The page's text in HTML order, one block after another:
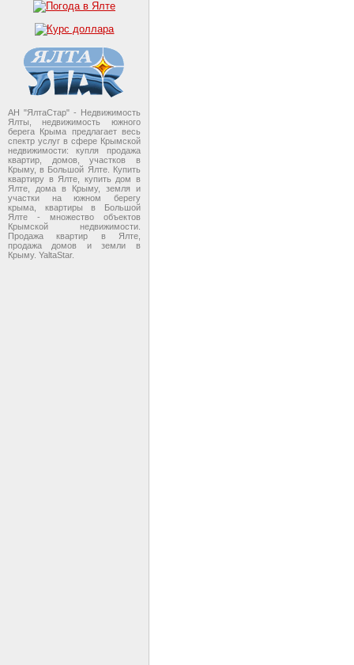
АН "ЯлтаСтар" - Недвижимость
Ялты, недвижимость южного
берега Крыма предлагает весь
спектр услуг в сфере Крымской
недвижимости: купля продажа
квартир, домов, участков в
Крыму, в Большой Ялте. Купить
квартиру в Ялте, купить дом в
Ялте, дома в Крыму, земля и
участки на южном берегу
крыма, квартиры в Большой
Ялте - множество объектов
Крымской недвижимости.
Продажа квартир в Ялте,
продажа домов и земли в
Крыму. YaltaStar.